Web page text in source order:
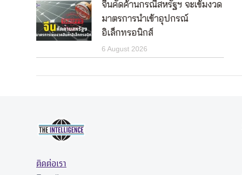
จีนคัดค้านกรณีสหรัฐฯ จะเข้มงวด
มาตรการนำเข้าอุปกรณ์
อิเล็กทรอนิกส์
6 August 2026
ติดต่อเรา